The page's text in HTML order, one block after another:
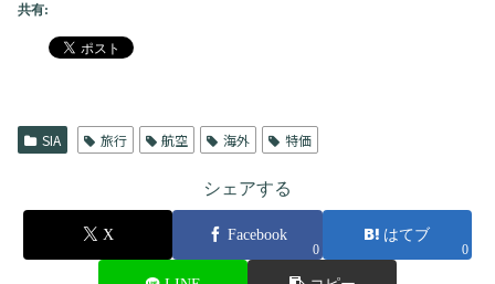
共有:
SIA 旅行 航空 海外 特価
シェアする
X Facebook
0
はてブ
0